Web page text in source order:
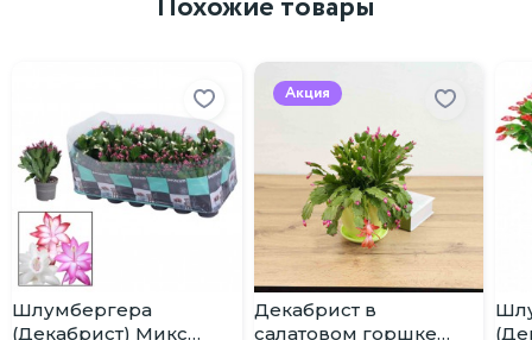
Шлумбергера
(Декабрист) Микс
Акция
Декабрист в
салатовом горшке